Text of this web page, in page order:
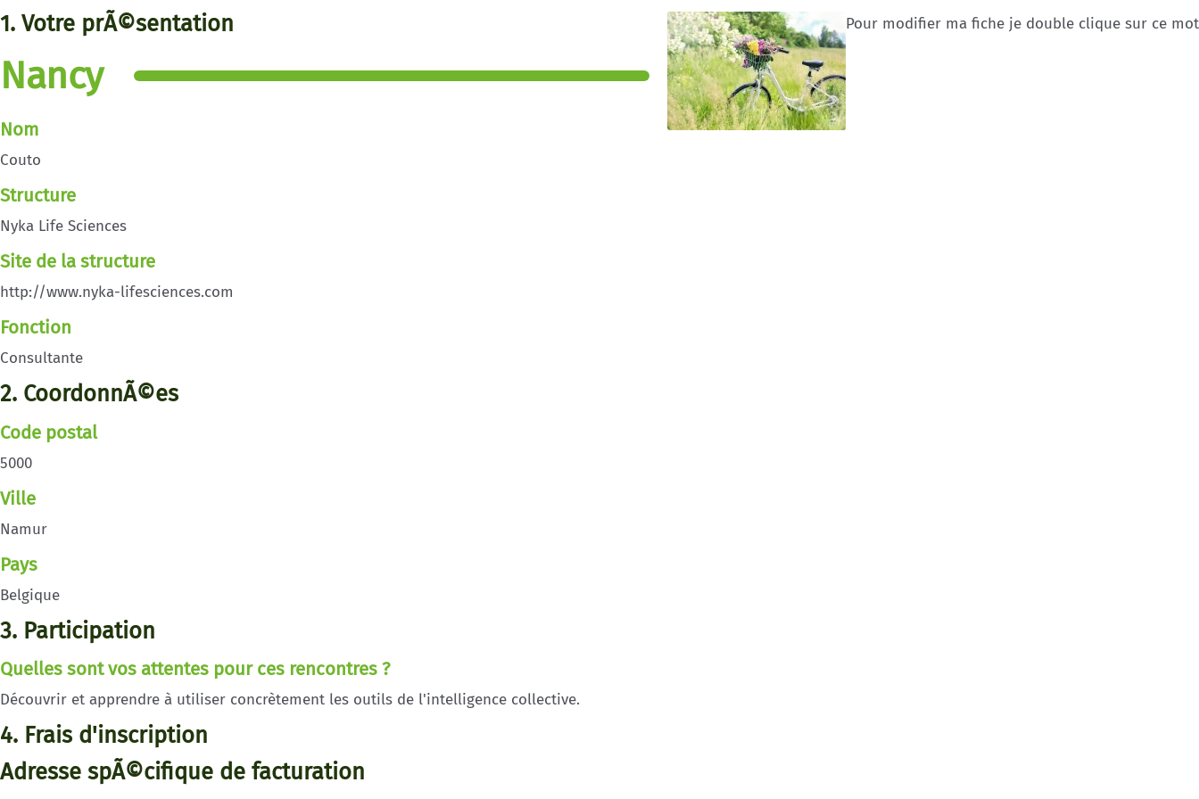
Pour modifier ma fiche je double clique sur ce mot
1. Votre prÃ©sentation
Nancy
Nom
Couto
Structure
Nyka Life Sciences
Site de la structure
http://www.nyka-lifesciences.com
Fonction
Consultante
2. CoordonnÃ©es
Code postal
5000
Ville
Namur
Pays
Belgique
3. Participation
Quelles sont vos attentes pour ces rencontres ?
Découvrir et apprendre à utiliser concrètement les outils de l'intelligence collective.
4. Frais d'inscription
Adresse spÃ©cifique de facturation